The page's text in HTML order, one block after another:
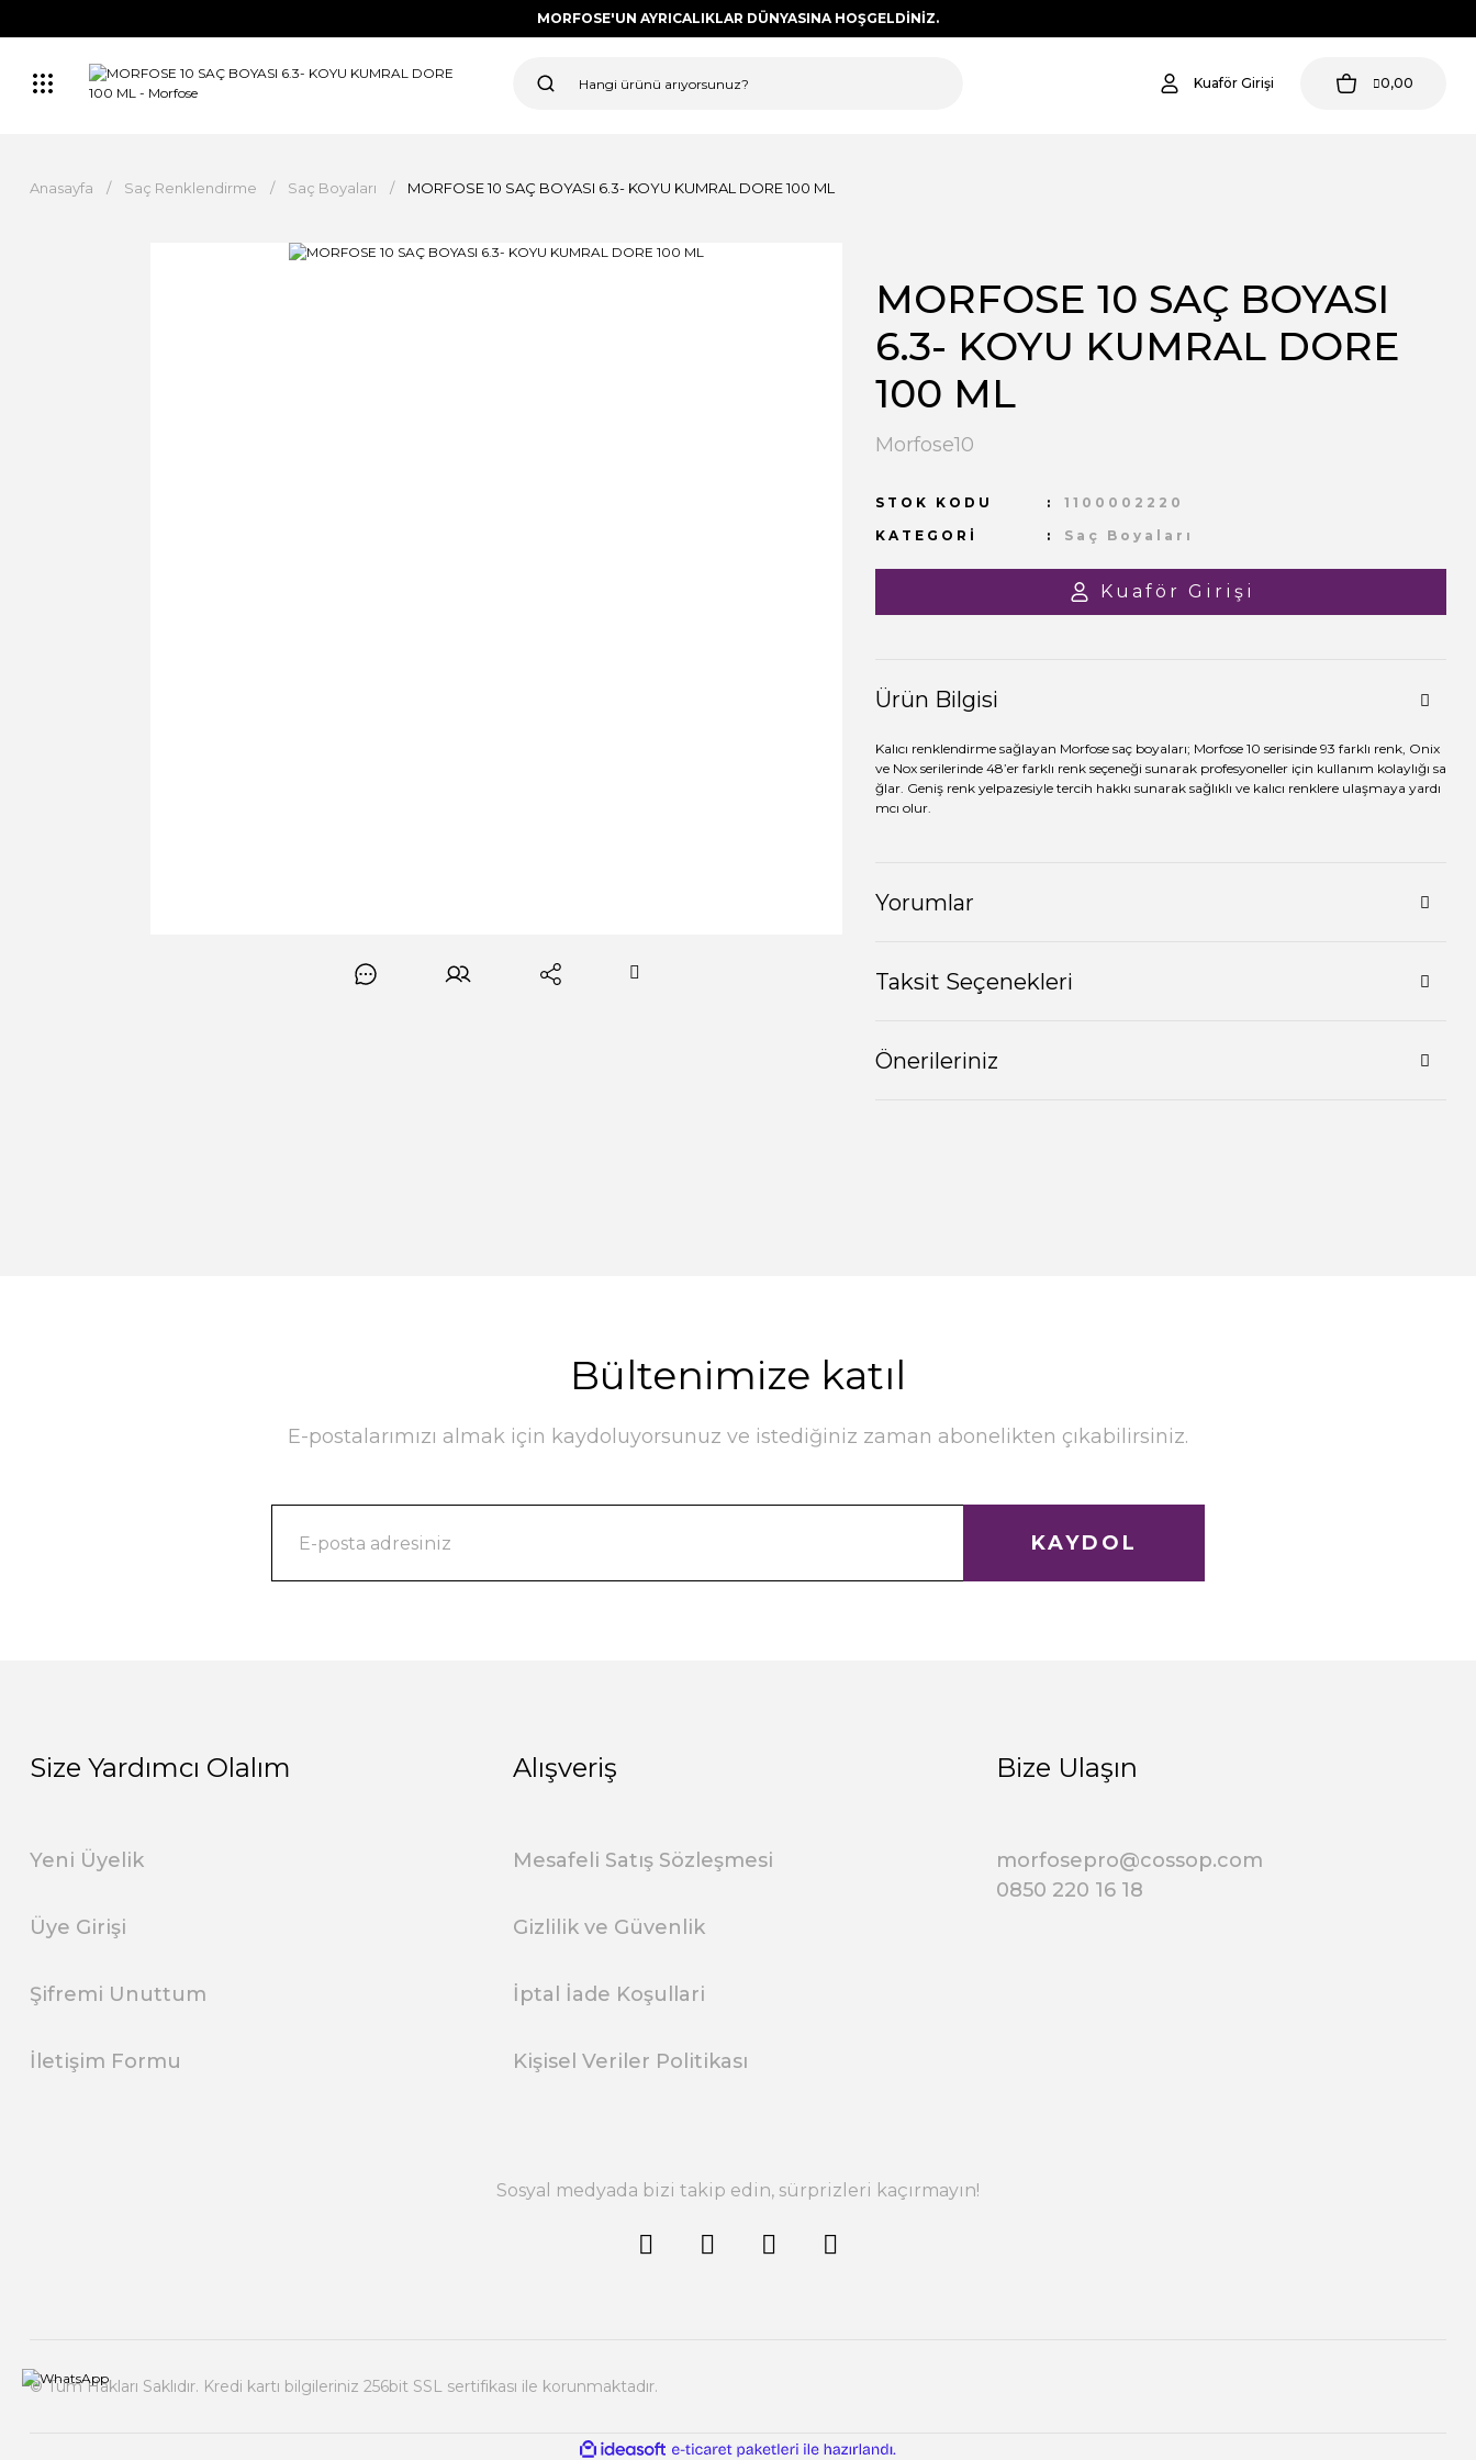
MORFOSE'UN AYRICALIKLAR DÜNYASINA HOŞGELDİNİZ.
Kuaför Girişi 0,00
Anasayfa Saç Renklendirme Saç Boyaları MORFOSE 10 SAÇ BOYASI 6.3- KOYU KUMRAL DORE 100 ML
MORFOSE 10 SAÇ BOYASI
6.3- KOYU KUMRAL DORE
100 ML
Morfose10
STOK KODU
1100002220
KATEGORI
Saç Boyaları
Kuaför Girişi
Ürün Bilgisi
Kalıcı renklendirme sağlayan Morfose saç boyaları; Morfose 10 serisinde 93 farklı renk, Onix
ve Nox serilerinde 48’er farklı renk seçeneği sunarak profesyoneller için kullanım kolaylığı sa
ğlar. Geniş renk yelpazesiyle tercih hakkı sunarak sağlıklı ve kalıcı renklere ulaşmaya yardı
mcı olur.
Yorumlar
Taksit Seçenekleri
Önerileriniz
Bültenimize katıl
E-postalarımızı almak için kaydoluyorsunuz ve istediğiniz zaman abonelikten çıkabilirsiniz.
KAYDOL
Size Yardımcı Olalım
Yeni Üyelik
Üye Girişi
Şifremi Unuttum
İletişim Formu
Alışveriş
Mesafeli Satış Sözleşmesi
Gizlilik ve Güvenlik
İptal İade Koşullari
Kişisel Veriler Politikası
Bize Ulaşın
morfosepro@cossop.com
0850 220 16 18
Sosyal medyada bizi takip edin, sürprizleri kaçırmayın!
© Tüm Hakları Saklıdır. Kredi kartı bilgileriniz 256bit SSL sertifikası ile korunmaktadır.
ideasoft e-